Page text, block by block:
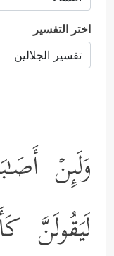
اختر التفسير
وَلَىِٕنۡ
لَیَقُولَنَّ